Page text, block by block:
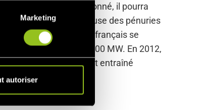
Marketing
autoriser
qu’à un moment donné, il pourra
mais à cause des pénuries
En effet, les ménages français se
de 2 400 MW. En 2012,
qui ont entraîné